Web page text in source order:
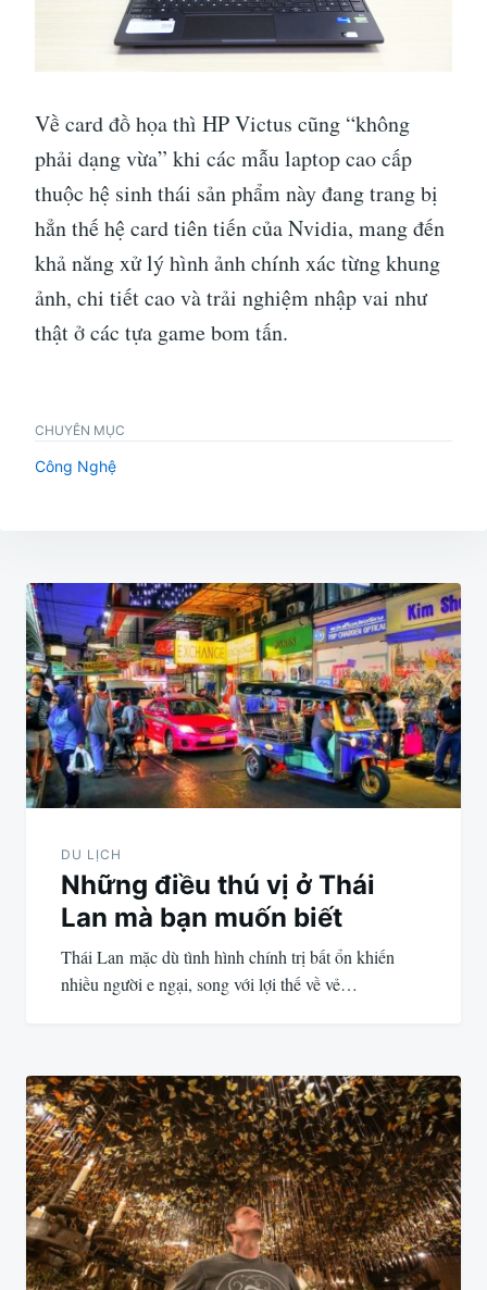
Về card đồ họa thì HP Victus cũng “không
phải dạng vừa” khi các mẫu laptop cao cấp
thuộc hệ sinh thái sản phẩm này đang trang bị
hẳn thế hệ card tiên tiến của Nvidia, mang đến
khả năng xử lý hình ảnh chính xác từng khung
ảnh, chi tiết cao và trải nghiệm nhập vai như
thật ở các tựa game bom tấn.
CHUYÊN MỤC
Công Nghệ
Điều
hướng
bài
viết
DU LỊCH
Những điều thú vị ở Thái
Lan mà bạn muốn biết
Thái Lan mặc dù tình hình chính trị bất ổn khiến
nhiều người e ngại, song với lợi thế về vẻ…